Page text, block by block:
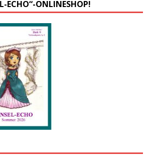
ECHO“-ONLINESHOP!